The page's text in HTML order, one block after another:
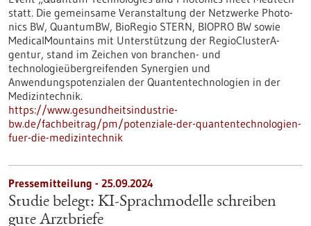
statt. Die gemeinsame Veranstaltung der Netzwerke Photo­
nics BW, QuantumBW, BioRegio STERN, BIOPRO BW sowie
MedicalMountains mit Unterstützung der RegioClusterA­
gentur, stand im Zeichen von branchen- und
technologieübergreifenden Syner­gien und
Anwendungspotenzialen der Quantentechnologien in der
Medizintechnik.
https://www.gesundheitsindustrie-
bw.de/fachbeitrag/pm/potenziale-der-quantentechnologien-
fuer-die-medizintechnik
Pressemitteilung - 25.09.2024
Studie belegt: KI-Sprachmodelle schreiben
gute Arztbriefe